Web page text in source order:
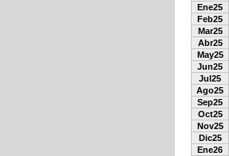
Ene25
Feb25
Mar25
Abr25
May25
Jun25
Jul25
Ago25
Sep25
Oct25
Nov25
Dic25
Ene26